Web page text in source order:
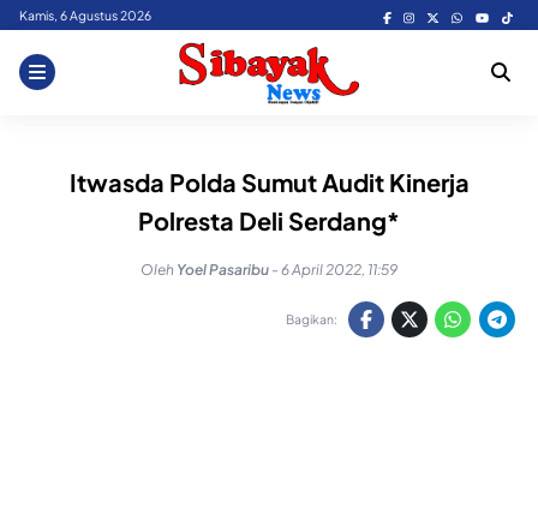
Skip
content
Kamis, 6 Agustus 2026
Itwasda Polda Sumut Audit Kinerja
Polresta Deli Serdang*
Oleh Yoel Pasaribu - 6 April 2022, 11:59
Bagikan: